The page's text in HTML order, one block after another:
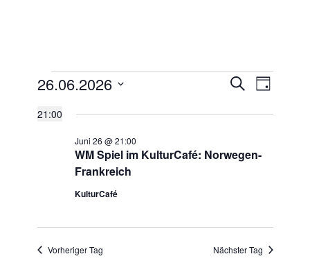
Veranstaltungen
für
Juni
2026
Suche
Tag
26.06.2026
wählen.
21:00
WM Spiel im KulturCafé: Norwegen-
Frankreich
Juni 26 @ 21:00
KulturCafé
Vorheriger Tag Nächster Tag